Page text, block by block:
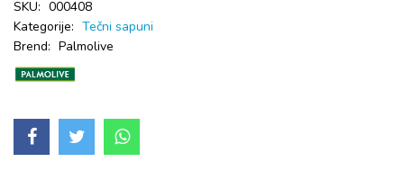
SKU: 000408
Kategorije: Tečni sapuni
Brend: Palmolive